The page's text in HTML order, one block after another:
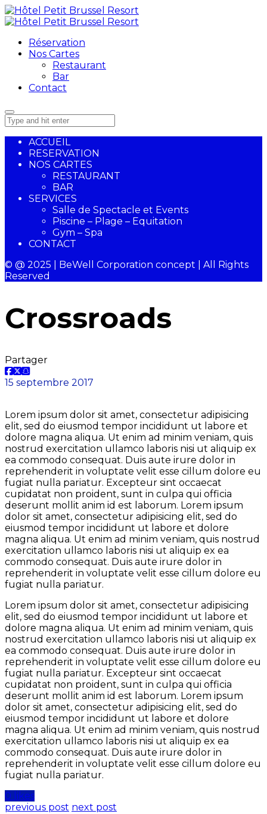
Réservation
Nos Cartes
Restaurant
Bar
Contact
ACCUEIL
RESERVATION
NOS CARTES
RESTAURANT
BAR
SERVICES
Salle de Spectacle et Events
Piscine – Plage – Equitation
Gym – Spa
CONTACT
© @ 2025 | BeWell Corporation concept | All Rights
Reserved
Crossroads
Partager
15 septembre 2017
Lorem ipsum dolor sit amet, consectetur adipisicing
elit, sed do eiusmod tempor incididunt ut labore et
dolore magna aliqua. Ut enim ad minim veniam, quis
nostrud exercitation ullamco laboris nisi ut aliquip ex
ea commodo consequat. Duis aute irure dolor in
reprehenderit in voluptate velit esse cillum dolore eu
fugiat nulla pariatur. Excepteur sint occaecat
cupidatat non proident, sunt in culpa qui officia
deserunt mollit anim id est laborum. Lorem ipsum
dolor sit amet, consectetur adipisicing elit, sed do
eiusmod tempor incididunt ut labore et dolore
magna aliqua. Ut enim ad minim veniam, quis nostrud
exercitation ullamco laboris nisi ut aliquip ex ea
commodo consequat. Duis aute irure dolor in
reprehenderit in voluptate velit esse cillum dolore eu
fugiat nulla pariatur.
Lorem ipsum dolor sit amet, consectetur adipisicing
elit, sed do eiusmod tempor incididunt ut labore et
dolore magna aliqua. Ut enim ad minim veniam, quis
nostrud exercitation ullamco laboris nisi ut aliquip ex
ea commodo consequat. Duis aute irure dolor in
reprehenderit in voluptate velit esse cillum dolore eu
fugiat nulla pariatur. Excepteur sint occaecat
cupidatat non proident, sunt in culpa qui officia
deserunt mollit anim id est laborum. Lorem ipsum
dolor sit amet, consectetur adipisicing elit, sed do
eiusmod tempor incididunt ut labore et dolore
magna aliqua. Ut enim ad minim veniam, quis nostrud
exercitation ullamco laboris nisi ut aliquip ex ea
commodo consequat. Duis aute irure dolor in
reprehenderit in voluptate velit esse cillum dolore eu
fugiat nulla pariatur.
0 likes
previous post next post